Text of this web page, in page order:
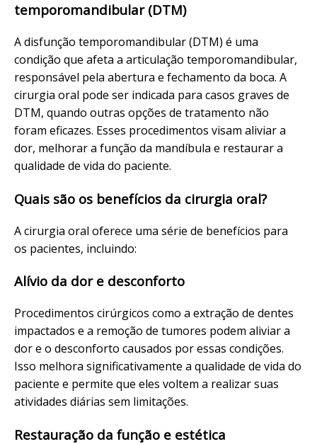
temporomandibular (DTM)
A disfunção temporomandibular (DTM) é uma
condição que afeta a articulação temporomandibular,
responsável pela abertura e fechamento da boca. A
cirurgia oral pode ser indicada para casos graves de
DTM, quando outras opções de tratamento não
foram eficazes. Esses procedimentos visam aliviar a
dor, melhorar a função da mandíbula e restaurar a
qualidade de vida do paciente.
Quais são os benefícios da cirurgia oral?
A cirurgia oral oferece uma série de benefícios para
os pacientes, incluindo:
Alívio da dor e desconforto
Procedimentos cirúrgicos como a extração de dentes
impactados e a remoção de tumores podem aliviar a
dor e o desconforto causados por essas condições.
Isso melhora significativamente a qualidade de vida do
paciente e permite que eles voltem a realizar suas
atividades diárias sem limitações.
Restauração da função e estética